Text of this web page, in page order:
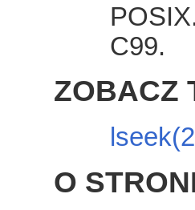
C99.
ZOBACZ
O